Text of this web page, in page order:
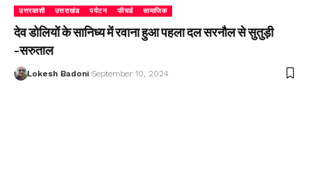
उत्तरकाशी उत्तराखंड पर्यटन फीचर्ड सामाजिक
देव डोलियों के सानिध्य में रवाना हुआ पहला दल सरनौल से सुतुड़ी
-सरुताल
Lokesh Badoni September 10, 2024